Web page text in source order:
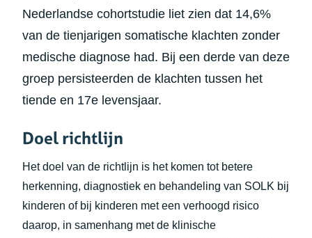
Nederlandse cohortstudie liet zien dat 14,6%
van de tienjarigen somatische klachten zonder
medische diagnose had. Bij een derde van deze
groep persisteerden de klachten tussen het
tiende en 17e levensjaar.
Doel richtlijn
Het doel van de richtlijn is het komen tot betere
herkenning, diagnostiek en behandeling van SOLK bij
kinderen of bij kinderen met een verhoogd risico
daarop, in samenhang met de klinische